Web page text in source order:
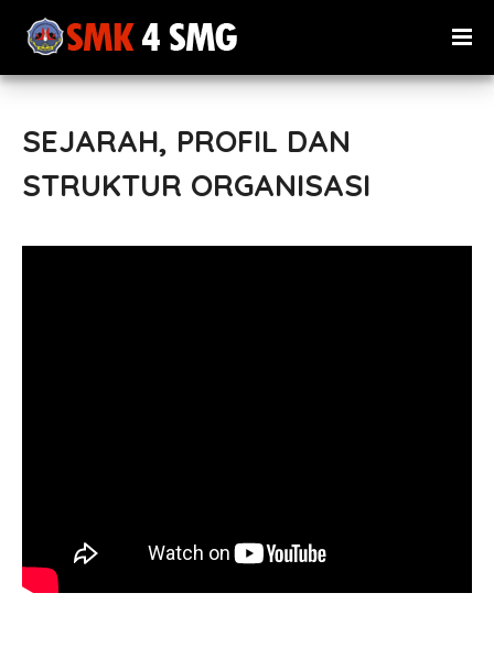
SEJARAH, PROFIL DAN
STRUKTUR ORGANISASI